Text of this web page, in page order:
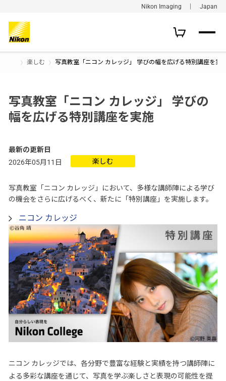
Nikon Imaging ｜ Japan
楽しむ 写真教室「ニコン カレッジ」 学びの幅を広げる特別講座を実
写真教室「ニコン カレッジ」 学びの
幅を広げる特別講座を実施
最新の更新日
2026年05月11日
楽しむ
写真教室「ニコン カレッジ」において、多様な講師陣による学び
の機会をさらに広げるべく、新たに「特別講座」を実施します。
ニコン カレッジ
ニコン カレッジでは、各分野で豊富な経験と実績を持つ講師陣に
よる多彩な講座を通じて、写真を学ぶ楽しさと表現の可能性を提